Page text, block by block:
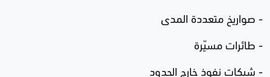
- صواريخ متعددة المدى
- طائرات مسيّرة
- شبكات نفوذ خارج الحدود